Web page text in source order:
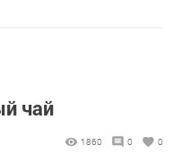
чай
1860 0 0